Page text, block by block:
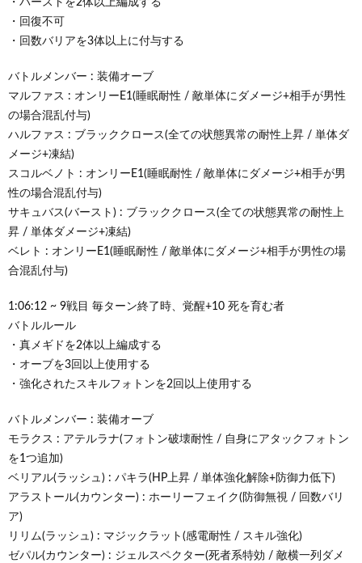
・回復不可
・回数バリアを3体以上に付与する
バトルメンバー : 装備オーブ
マルファス : オンリーE1(睡眠耐性 / 敵単体にダメージ+相手が男性
の場合混乱付与)
ハルファス : ブラッククロース(全ての状態異常の耐性上昇 / 単体ダ
メージ+凍結)
スコルベノト : オンリーE1(睡眠耐性 / 敵単体にダメージ+相手が男
性の場合混乱付与)
サキュバス(バースト) : ブラッククロース(全ての状態異常の耐性上
昇 / 単体ダメージ+凍結)
ベレト : オンリーE1(睡眠耐性 / 敵単体にダメージ+相手が男性の場
合混乱付与)
1:06:12 ~ 9戦目 毎ターン終了時、覚醒+10 死を育む者
バトルルール
・真メギドを2体以上編成する
・オーブを3回以上使用する
・強化されたスキルフォトンを2回以上使用する
バトルメンバー : 装備オーブ
モラクス : アテルラナ(フォトン破壊耐性 / 自身にアタックフォトン
を1つ追加)
ベリアル(ラッシュ) : パキラ(HP上昇 / 単体強化解除+防御力低下)
アラストール(カウンター) : ホーリーフェイク(防御無視 / 回数バリ
ア)
リリム(ラッシュ) : マジックラット(感電耐性 / スキル強化)
ゼパル(カウンター) : ジェルスペクター(死者系特効 / 敵横一列ダメ